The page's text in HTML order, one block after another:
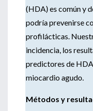
(HDA) es común y
podría prevenirse
profilácticas.
incidencia, los
predictores de
miocardio agudo.
Métodos y